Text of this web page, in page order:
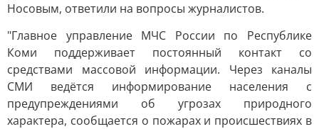
Носовым, ответили на вопросы журналистов.
"Главное управление МЧС России по Республике
Коми поддерживает постоянный контакт со
средствами массовой информации. Через каналы
СМИ ведётся информирование населения с
предупреждениями об угрозах природного
характера, сообщается о пожарах и происшествиях в